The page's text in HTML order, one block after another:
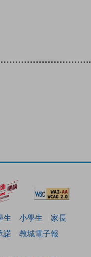
生 小學生
家長
諾 教城電子報